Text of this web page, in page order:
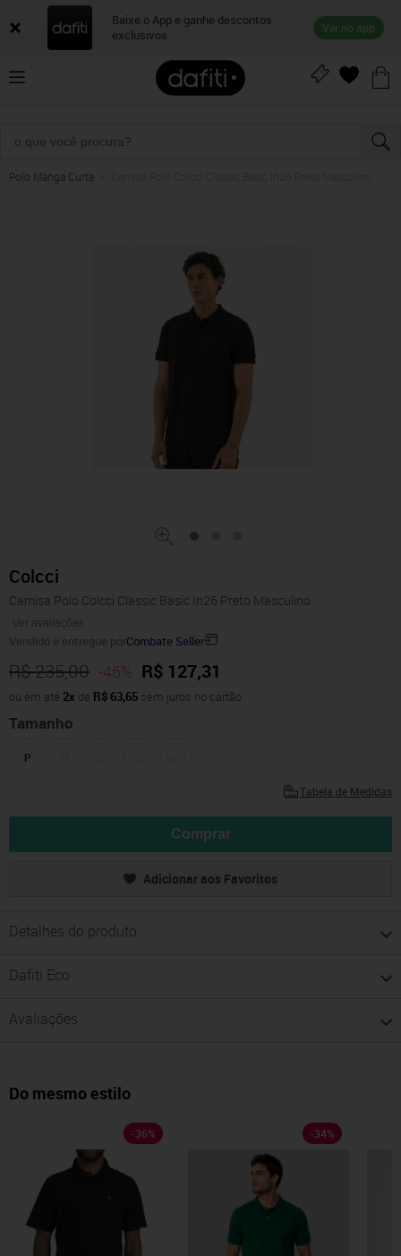
Baixe o App e ganhe descontos
exclusivos
Ver no app
Polo Manga Curta
Colcci
Camisa Polo Colcci Classic Basic In26 Preto Masculino
Ver avaliações
Vendido e entregue porCombate Seller
R$ 235,00 -46% R$ 127,31
ou em até 2x de R$ 63,65 sem juros no cartão
Tamanho
P
Tabela de Medidas
Comprar
Adicionar aos Favoritos
Detalhes do produto
Dafiti Eco
Avaliações
Do mesmo estilo
-36% -34%